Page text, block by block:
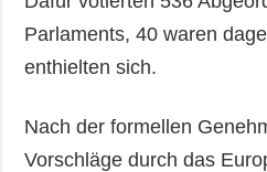
Fotos
Video
Parlaments, 40 waren
enthielten sich.
Nach der formellen
Vorschläge durch das